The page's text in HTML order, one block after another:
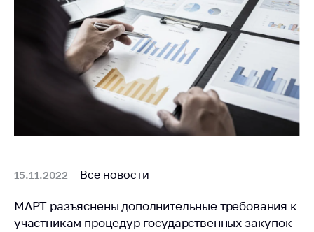
15.11.2022 Все новости
МАРТ разъяснены дополнительные требования к
участникам процедур государственных закупок